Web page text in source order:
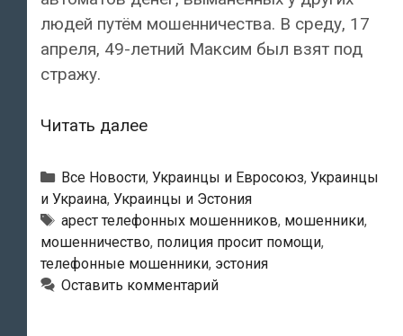
людей путём мошенничества. В среду, 17
апреля, 49-летний Максим был взят под
стражу.
Читать далееМошенники!
Нарве
задержан
49-
летний
Максим,
Рубрики
Все Новости, Украинцы и Евросоюз, Украинцы
и Украина, Украинцы и Эстония
Метки
арест телефонных мошенников, мошенники,
мошенничество, полиция просит помощи,
телефонные мошенники, эстония
Оставить комментарий